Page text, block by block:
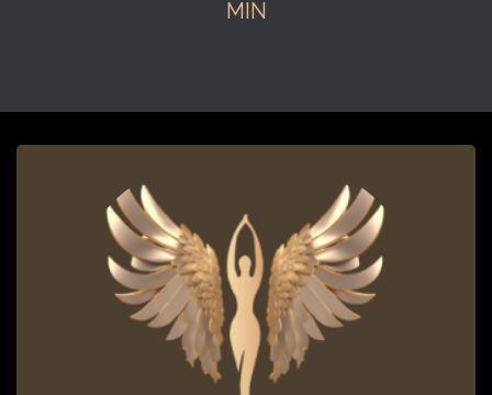
MIN